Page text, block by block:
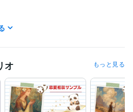
えば鑑定をお受けできる場合がござい
などにより返信が遅れる場合がございま
セージは、朝9時以降のご返信となりま
オ もっと見る